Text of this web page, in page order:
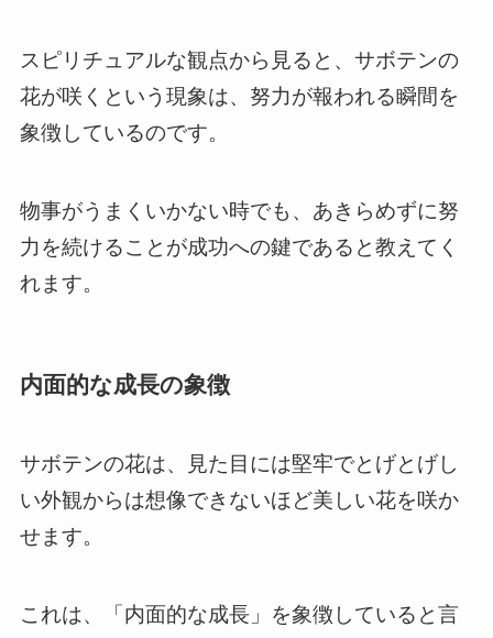
スピリチュアルな観点から見ると、サボテンの
花が咲くという現象は、努力が報われる瞬間を
象徴しているのです。
物事がうまくいかない時でも、あきらめずに努
力を続けることが成功への鍵であると教えてく
れます。
内面的な成長の象徴
サボテンの花は、見た目には堅牢でとげとげし
い外観からは想像できないほど美しい花を咲か
せます。
これは、「内面的な成長」を象徴していると言